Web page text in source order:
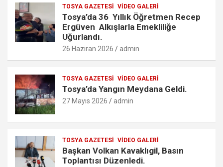
TOSYA GAZETESI VIDEO GALERI
Tosya’da 36 Yıllık Öğretmen Recep
Ergüven Alkışlarla Emekliliğe
Uğurlandı.
26 Haziran 2026 admin
TOSYA GAZETESI VIDEO GALERI
Tosya’da Yangın Meydana Geldi.
27 Mayıs 2026 admin
TOSYA GAZETESI VIDEO GALERI
Başkan Volkan Kavaklıgil, Basın
Toplantısı Düzenledi.